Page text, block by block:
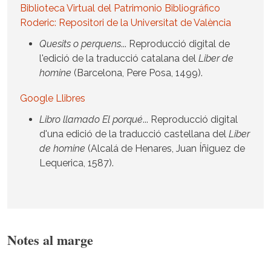
Biblioteca Virtual del Patrimonio Bibliográfico
Roderic: Repositori de la Universitat de València
Quesits o perquens... Reproducció digital de
l'edició de la traducció catalana delLiber de
homine (Barcelona, Pere Posa, 1499).
Google Llibres
Libro llamado El porqué... Reproducció digital
d'una edició de la traducció castellana delLiber
de homine (Alcalá de Henares, Juan Íñiguez de
Lequerica, 1587).
Notes al marge